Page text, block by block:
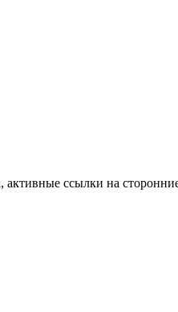
активные ссылки на